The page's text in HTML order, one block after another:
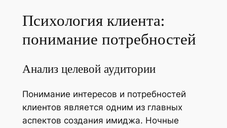
Психология клиента:
понимание потребностей
Анализ целевой аудитории
Понимание интересов и потребностей
клиентов является одним из главных
аспектов создания имиджа. Ночные